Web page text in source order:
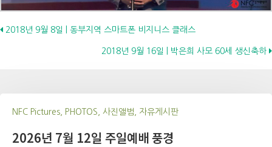
Posts
2018년 9월 8일 | 동부지역 스마트폰 비지니스 클래스
2018년 9월 16일 | 박은희 사모 60세 생신축하
NFC Pictures, PHOTOS, 사진앨범, 자유게시판
2026년 7월 12일 주일예배 풍경